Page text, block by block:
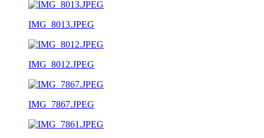
IMG_8013.JPEG
IMG_8012.JPEG
IMG_7867.JPEG